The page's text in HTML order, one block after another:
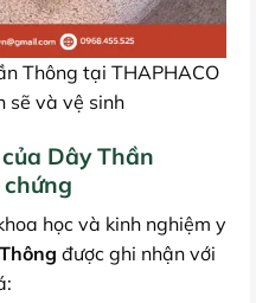
Thông tại THAPHACO
sẽ và vệ sinh
Dây Thần
học và kinh nghiệm y
được ghi nhận với